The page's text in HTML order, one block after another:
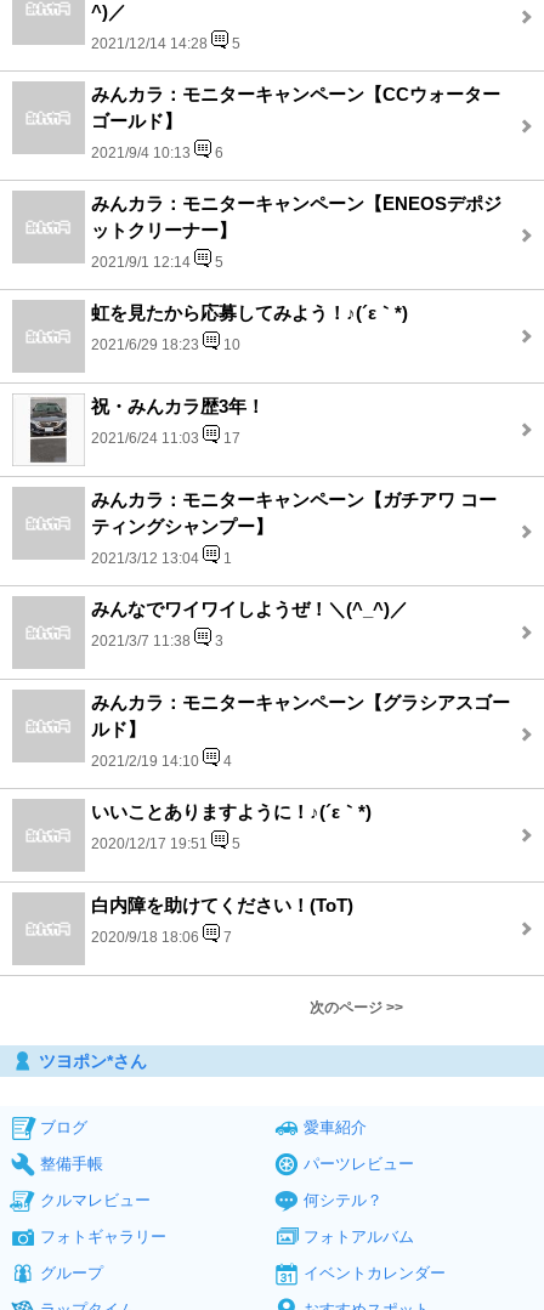
^)／
2021/12/14 14:28 5
みんカラ：モニターキャンペーン【CCウォーター
ゴールド】
2021/9/4 10:13 6
みんカラ：モニターキャンペーン【ENEOSデポジ
ットクリーナー】
2021/9/1 12:14 5
虹を見たから応募してみよう！♪(´ε｀*)
2021/6/29 18:23 10
祝・みんカラ歴3年！
2021/6/24 11:03 17
みんカラ：モニターキャンペーン【ガチアワ コー
ティングシャンプー】
2021/3/12 13:04 1
みんなでワイワイしようぜ！＼(^_^)／
2021/3/7 11:38 3
みんカラ：モニターキャンペーン【グラシアスゴー
ルド】
2021/2/19 14:10 4
いいことありますように！♪(´ε｀*)
2020/12/17 19:51 5
白内障を助けてください！(ToT)
2020/9/18 18:06 7
次のページ >>
ツヨポン*さん
ブログ
愛車紹介
整備手帳
パーツレビュー
クルマレビュー
何シテル？
フォトギャラリー
フォトアルバム
グループ
イベントカレンダー